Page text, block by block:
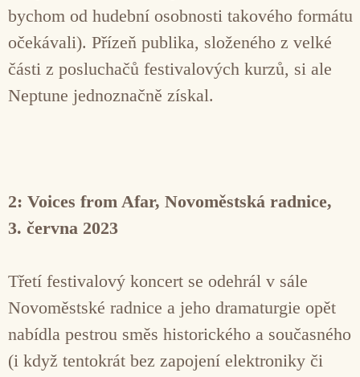
bychom od hudební osobnosti takového formátu
očekávali). Přízeň publika, složeného z velké
části z posluchačů festivalových kurzů, si ale
Neptune jednoznačně získal.
2: Voices from Afar, Novoměstská radnice,
3. června 2023
Třetí festivalový koncert se odehrál v sále
Novoměstské radnice a jeho dramaturgie opět
nabídla pestrou směs historického a současného
(i když tentokrát bez zapojení elektroniky či